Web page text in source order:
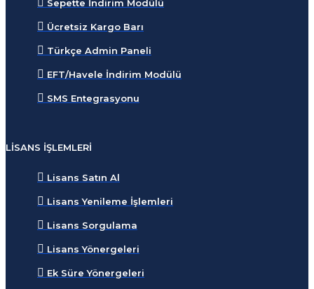
Sepette İndirim Modülü
Ücretsiz Kargo Barı
Türkçe Admin Paneli
EFT/Havele İndirim Modülü
SMS Entegrasyonu
LISANS İŞLEMLERI
Lisans Satın Al
Lisans Yenileme İşlemleri
Lisans Sorgulama
Lisans Yönergeleri
Ek Süre Yönergeleri